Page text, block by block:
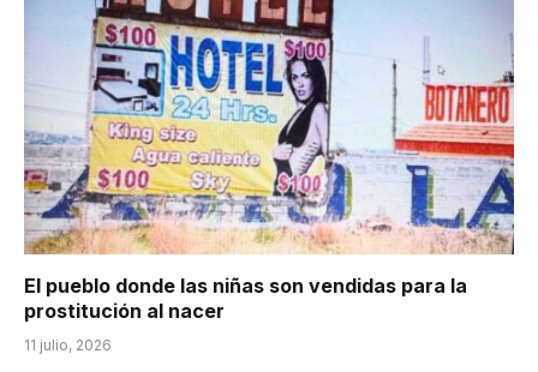
El pueblo donde las niñas son vendidas para la
prostitución al nacer
11 julio, 2026